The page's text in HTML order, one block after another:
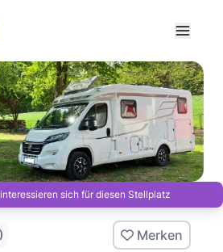
interessieren sich für diesen Stellplatz
) Merken